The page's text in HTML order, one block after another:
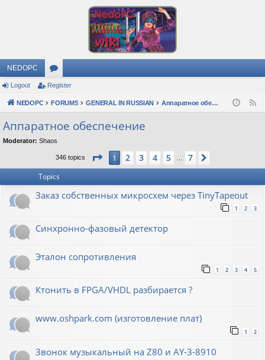
NEDOPC
or
u
s
Logout Register
NEDOPC FORUMS GENERAL IN RUSSIAN Аппаратное обеспечение
Аппаратное обеспечение
Moderator: Shaos
346 topics Page 1of7
1 2 3 4 5 7
Topics
Заказ собственных микросхем через TinyTapeout
1 2 3
Синхронно-фазовый детектор
Эталон сопротивления
1 2 3 4 5
Ктонить в FPGA/VHDL разбирается ?
www.oshpark.com (изготовление плат)
1 2
Звонок музыкальный на Z80 и AY-3-8910